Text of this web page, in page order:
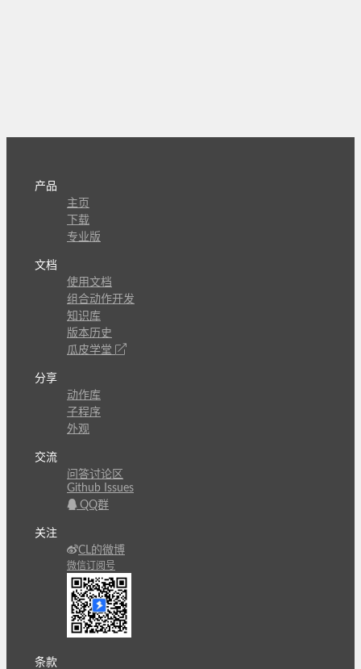
产品
主页
下载
专业版
文档
使用文档
组合动作开发
知识库
版本历史
瓜皮学堂
分享
动作库
子程序
外观
交流
问答讨论区
Github Issues
QQ群
关注
CL的微博
微信订阅号
条款